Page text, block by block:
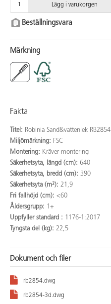
Lägg i varukorgen
Beställningsvara
Märkning
Fakta
Titel: Robinia Sand&vattenlek RB2854
Miljömärkning: FSC
Montering: Kräver montering
Säkerhetsyta, längd (cm): 640
Säkerhetsyta, bredd (cm): 390
Säkerhetsyta (m²): 21,9
Fri fallhöjd (cm): <60
Åldersgrupp: 1+
Uppfyller standard : 1176-1:2017
Tyngsta del (kg): 22,5
Dokument och filer
rb2854.dwg
rb2854-3d.dwg